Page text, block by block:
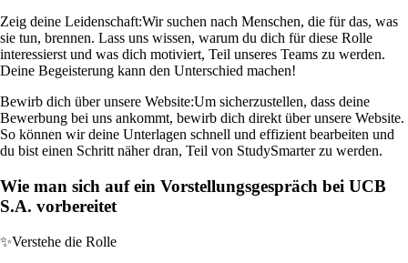
Zeig deine Leidenschaft:Wir suchen nach Menschen, die für das, was
sie tun, brennen. Lass uns wissen, warum du dich für diese Rolle
interessierst und was dich motiviert, Teil unseres Teams zu werden.
Deine Begeisterung kann den Unterschied machen!
Bewirb dich über unsere Website:Um sicherzustellen, dass deine
Bewerbung bei uns ankommt, bewirb dich direkt über unsere Website.
So können wir deine Unterlagen schnell und effizient bearbeiten und
du bist einen Schritt näher dran, Teil von StudySmarter zu werden.
Wie man sich auf ein Vorstellungsgespräch bei UCB
S.A. vorbereitet
✨Verstehe die Rolle